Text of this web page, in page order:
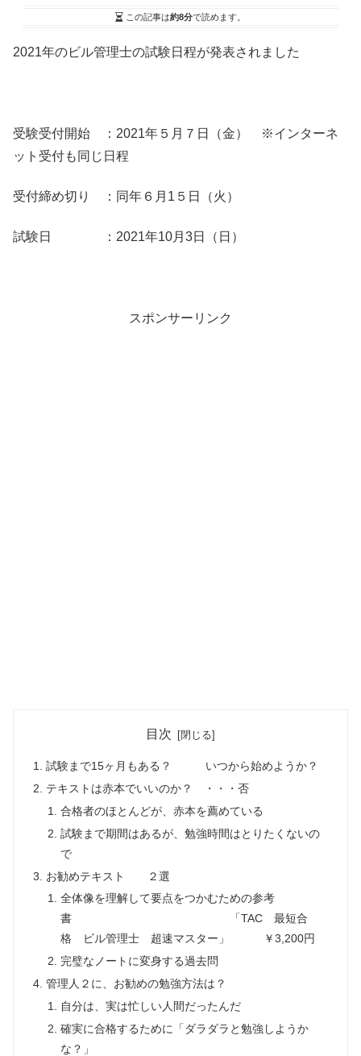
この記事は約8分で読めます。
2021年のビル管理士の試験日程が発表されました
受験受付開始 ：2021年５月７日（金） ※インターネ
ット受付も同じ日程
受付締め切り ：同年６月1５日（火）
試験日 ：2021年10月3日（日）
スポンサーリンク
目次
試験まで15ヶ月もある？ いつから始めようか？
テキストは赤本でいいのか？ ・・・否
合格者のほとんどが、赤本を薦めている
試験まで期間はあるが、勉強時間はとりたくないの
で
お勧めテキスト ２選
全体像を理解して要点をつかむための参考
書 「TAC 最短合
格 ビル管理士 超速マスター」 ￥3,200円
完璧なノートに変身する過去問
管理人２に、お勧めの勉強方法は？
自分は、実は忙しい人間だったんだ
確実に合格するために「ダラダラと勉強しようか
な？」